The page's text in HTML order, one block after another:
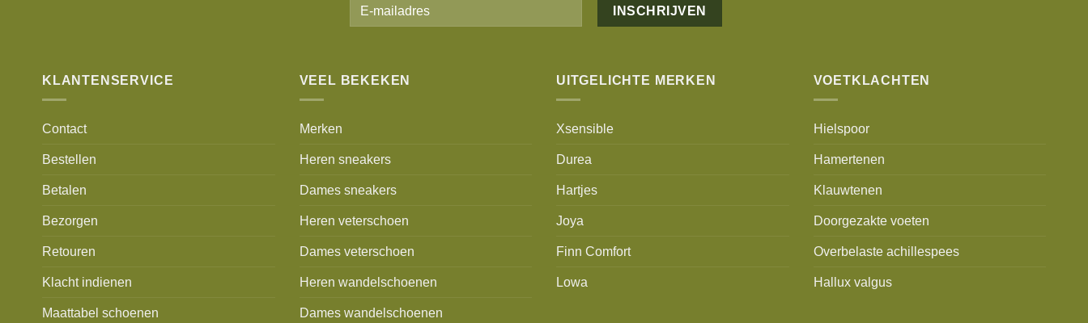
KLANTENSERVICE
Contact
Bestellen
Betalen
Bezorgen
Retouren
Klacht indienen
Maattabel schoenen
VEEL BEKEKEN
Merken
Heren sneakers
Dames sneakers
Heren veterschoen
Dames veterschoen
Heren wandelschoenen
Dames wandelschoenen
UITGELICHTE MERKEN
Xsensible
Durea
Hartjes
Joya
Finn Comfort
Lowa
VOETKLACHTEN
Hielspoor
Hamertenen
Klauwtenen
Doorgezakte voeten
Overbelaste achillespees
Hallux valgus